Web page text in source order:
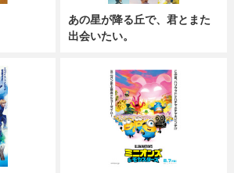
あの星が降る丘で、君とまた
出会いたい。